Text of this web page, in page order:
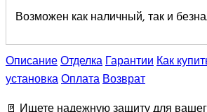
Возможен как наличный, так и
ОписаниеОтделкаГарантииКак
установкаОплатаВозврат